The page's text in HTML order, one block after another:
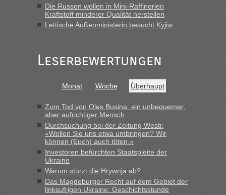
Die Russen wollen in Mini-Raffinerien
Kraftstoff minderer Qualität herstellen
Lettische Außenministerin besucht Kyjiw
Leserbewertungen
Monat Woche Überhaupt
Zum Tod von Oles Busina: ein unbequemer,
aber aufrichtiger Mensch
Durchsuchung bei der Zeitung Westi:
«Wollen Sie uns etwa umbringen? Wir
können (Euch) auch töten.»
Investoren befürchten Staatspleite der
Ukraine
Warum stürzt die Hrywnja ab?
Das Magdeburger Recht auf dem Gebiet der
linksufrigen Ukraine: Geschichtsstunde